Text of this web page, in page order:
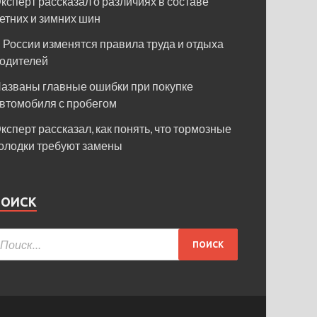
и зимних шин
России изменятся правила труда и отдыха
главные ошибки при покупке
с пробегом
рассказал, как понять, что тормозные
требуют замены